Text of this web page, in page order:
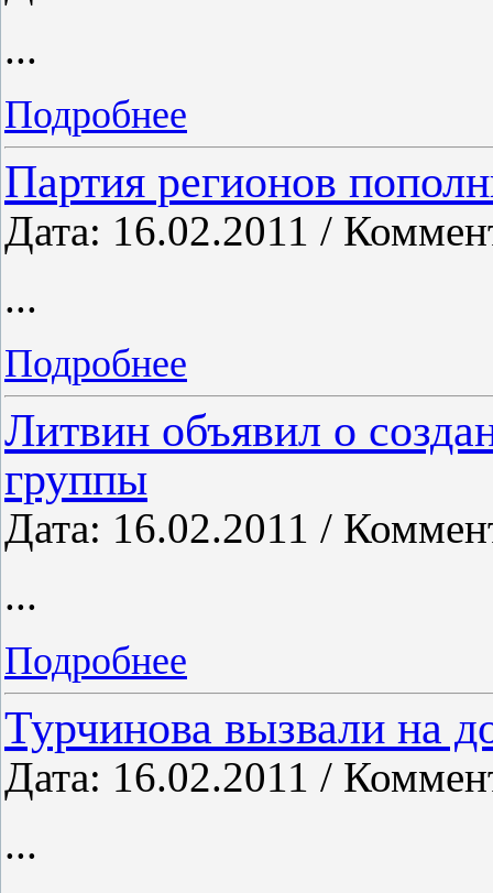
...
Подробнее
Партия регионов
Дата: 16.02.2011 /
...
Подробнее
Литвин объявил о
группы
Дата: 16.02.2011 /
...
Подробнее
Турчинова вызвали на
Дата: 16.02.2011 /
...